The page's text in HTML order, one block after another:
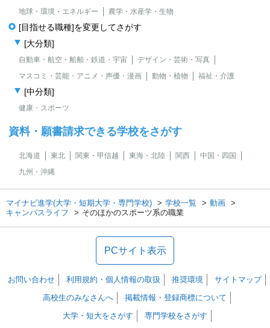
地球・環境・エネルギー
農学・水産学・生物
[目指せる職種]を変更してさがす
[大分類]
自動車・航空・船舶・鉄道・宇宙
デザイン・芸術・写真
マスコミ・芸能・アニメ・声優・漫画
動物・植物 福祉・介護
[中分類]
健康・スポーツ
資料・願書請求できる学校をさがす
北海道 東北 関東・甲信越 東海・北陸 関西
中国・四国
九州・沖縄
マイナビ進学(大学・短期大学・専門学校) 学校一覧
動画
キャンパスライフ
そのほかのスポーツ系の職業
PCサイト表示
お問い合わせ 利用規約・個人情報の取扱 推奨環境
サイトマップ
高校生のみなさんへ
掲載情報・登録商標について
大学・短大をさがす
専門学校をさがす